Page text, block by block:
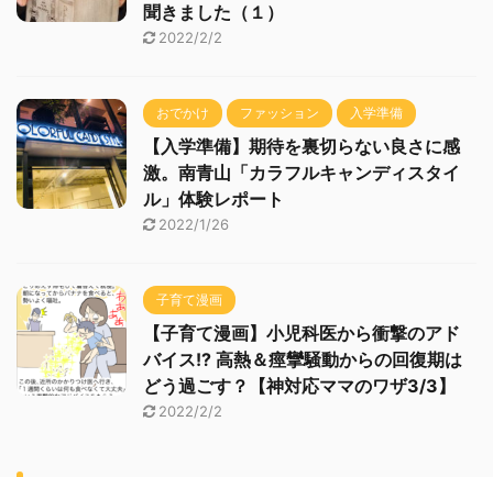
聞きました（１）
2022/2/2
おでかけ ファッション 入学準備
【入学準備】期待を裏切らない良さに感
激。南青山「カラフルキャンディスタイ
ル」体験レポート
2022/1/26
子育て漫画
【子育て漫画】小児科医から衝撃のアド
バイス!? 高熱＆痙攣騒動からの回復期は
どう過ごす？【神対応ママのワザ3/3】
2022/2/2